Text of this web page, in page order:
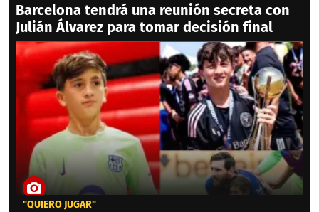
Barcelona tendrá una reunión secreta con
Julián Álvarez para tomar decisión final
"QUIERO JUGAR"